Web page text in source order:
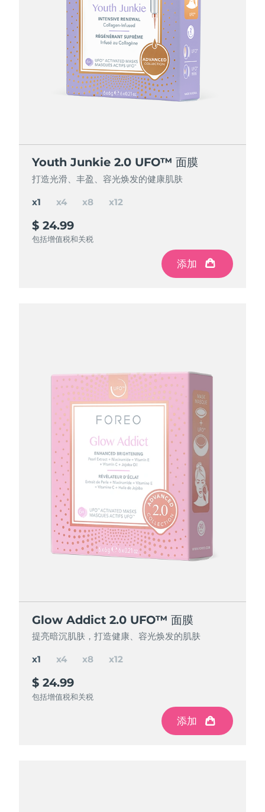
Youth Junkie 2.0 UFO™ 面膜
打造光滑、丰盈、容光焕发的健康肌肤
$ 24.99
包括增值税和关税
添加
Youth Junkie 2.0 UFO™ 面膜
打造光滑、丰盈、容光焕发的健康肌肤
$ 84.97
包括增值税和关税
添加
Youth Junkie 2.0 UFO™ 面膜
打造光滑、丰盈、容光焕发的健康肌肤
$ 150 $ 199.92
包括增值税和关税
添加
Youth Junkie 2.0 UFO™ 面膜
打造光滑、丰盈、容光焕发的健康肌肤
$ 195 $ 299.88
包括增值税和关税
添加
x1 x4 x8 x12
Glow Addict 2.0 UFO™ 面膜
提亮暗沉肌肤，打造健康、容光焕发的肌肤
$ 24.99
包括增值税和关税
添加
Glow Addict 2.0 UFO™ 面膜
提亮暗沉肌肤，打造健康、容光焕发的肌肤
$ 84.97
包括增值税和关税
添加
Glow Addict 2.0 UFO™ 面膜
提亮暗沉肌肤，打造健康、容光焕发的肌肤
$ 150 $ 199.92
包括增值税和关税
添加
Glow Addict 2.0 UFO™ 面膜
提亮暗沉肌肤，打造健康、容光焕发的肌肤
$ 195 $ 299.88
包括增值税和关税
添加
x1 x4 x8 x12